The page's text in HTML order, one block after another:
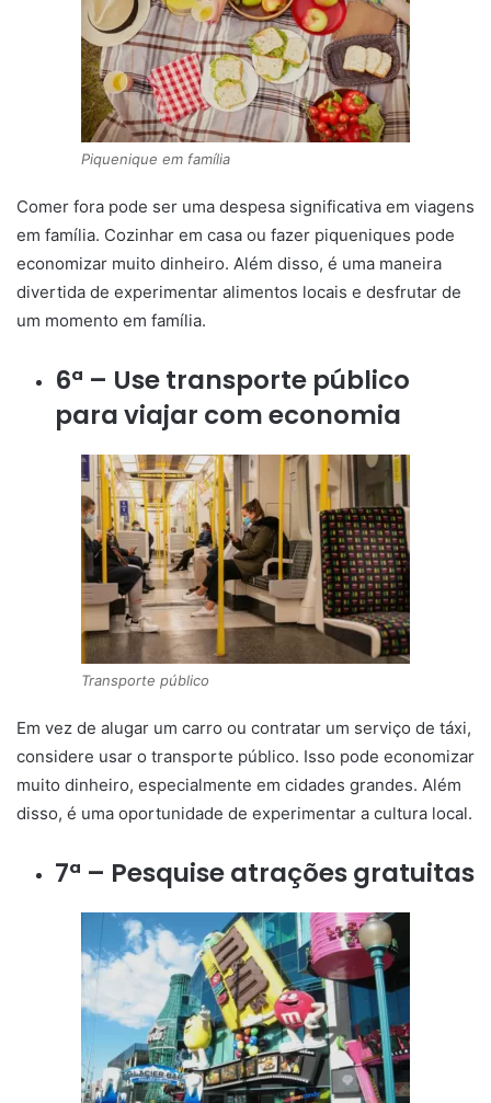
Piquenique em família
Comer fora pode ser uma despesa significativa em viagens
em família. Cozinhar em casa ou fazer piqueniques pode
economizar muito dinheiro. Além disso, é uma maneira
divertida de experimentar alimentos locais e desfrutar de
um momento em família.
6ª – Use transporte público
para viajar com economia
Transporte público
Em vez de alugar um carro ou contratar um serviço de táxi,
considere usar o transporte público. Isso pode economizar
muito dinheiro, especialmente em cidades grandes. Além
disso, é uma oportunidade de experimentar a cultura local.
7ª – Pesquise atrações gratuitas